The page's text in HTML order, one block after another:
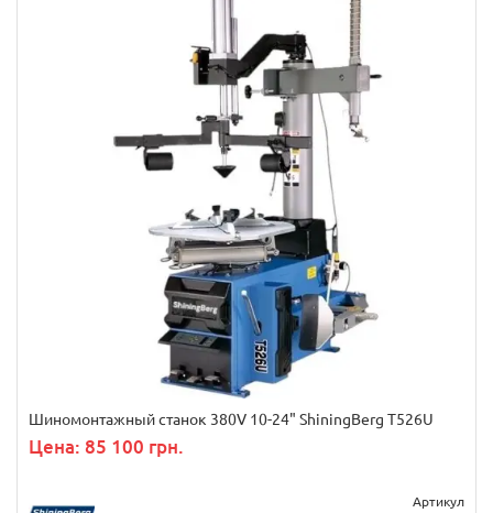
Шиномонтажный станок 380V 10-24" ShiningBerg T526U
Цена: 85 100 грн.
Артикул